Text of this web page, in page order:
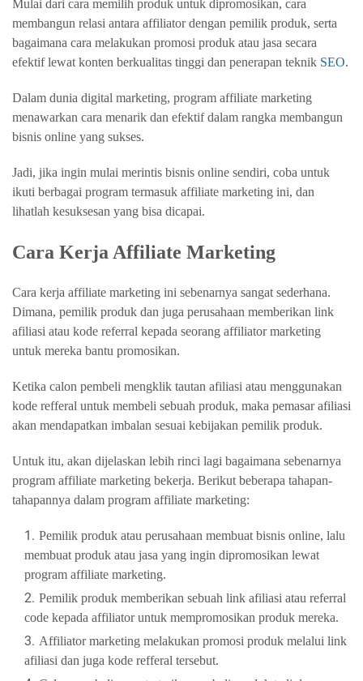
Mulai dari cara memilih produk untuk dipromosikan, cara
membangun relasi antara affiliator dengan pemilik produk, serta
bagaimana cara melakukan promosi produk atau jasa secara
efektif lewat konten berkualitas tinggi dan penerapan teknik SEO.
Dalam dunia digital marketing, program affiliate marketing
menawarkan cara menarik dan efektif dalam rangka membangun
bisnis online yang sukses.
Jadi, jika ingin mulai merintis bisnis online sendiri, coba untuk
ikuti berbagai program termasuk affiliate marketing ini, dan
lihatlah kesuksesan yang bisa dicapai.
Cara Kerja Affiliate Marketing
Cara kerja affiliate marketing ini sebenarnya sangat sederhana.
Dimana, pemilik produk dan juga perusahaan memberikan link
afiliasi atau kode referral kepada seorang affiliator marketing
untuk mereka bantu promosikan.
Ketika calon pembeli mengklik tautan afiliasi atau menggunakan
kode refferal untuk membeli sebuah produk, maka pemasar afiliasi
akan mendapatkan imbalan sesuai kebijakan pemilik produk.
Untuk itu, akan dijelaskan lebih rinci lagi bagaimana sebenarnya
program affiliate marketing bekerja. Berikut beberapa tahapan-
tahapannya dalam program affiliate marketing:
Pemilik produk atau perusahaan membuat bisnis online, lalu
membuat produk atau jasa yang ingin dipromosikan lewat
program affiliate marketing.
Pemilik produk memberikan sebuah link afiliasi atau referral
code kepada affiliator untuk mempromosikan produk mereka.
Affiliator marketing melakukan promosi produk melalui link
afiliasi dan juga kode refferal tersebut.